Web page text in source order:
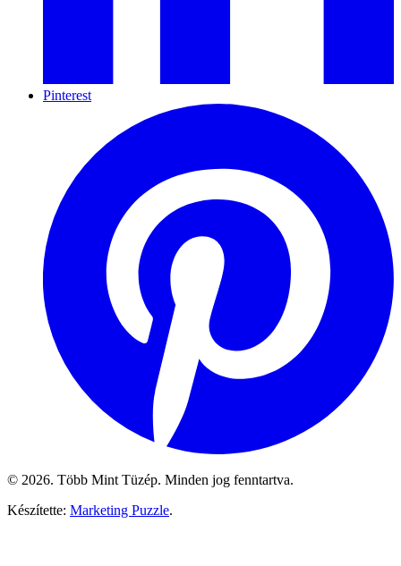
Pinterest
© 2026. Több Mint Tüzép. Minden jog fenntartva.
Készítette: Marketing Puzzle.